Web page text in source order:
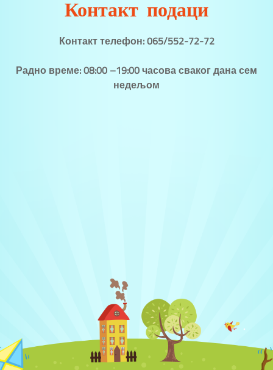
Контакт подаци
Контакт телефон: 065/552-72-72
Радно време: 08:00 –19:00 часова сваког дана сем
недељом